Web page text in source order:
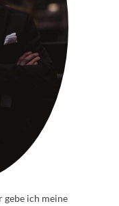
gebe ich meine